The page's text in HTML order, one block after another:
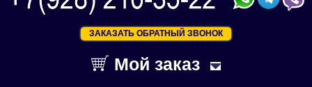
ЗАКАЗАТЬ ОБРАТНЫЙ ЗВОНОК
Мой заказ